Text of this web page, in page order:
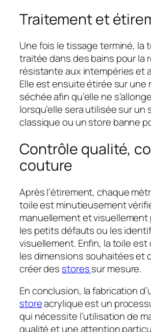
Traitement et
Une fois le tissage terminé, la
traitée dans des bains pour la
résistante aux intempéries et
Elle est ensuite étirée sur une
séchée afin qu’elle ne
lorsqu’elle sera utilisée sur un
classique ou un store banne
Contrôle qualité,
couture
Après l’étirement, chaque
toile est minutieusement
manuellement et visuellement
les petits défauts ou les
visuellement. Enfin, la toile
les dimensions souhaitées et
créer des storessur mesure.
En conclusion, la fabrication
storeacrylique est un
qui nécessite l’utilisation de
qualité et une attention